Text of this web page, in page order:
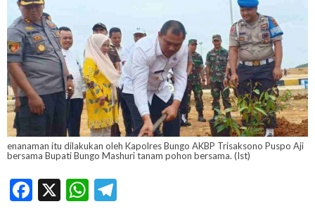
enanaman itu dilakukan oleh Kapolres Bungo AKBP Trisaksono Puspo Aji
bersama Bupati Bungo Mashuri tanam pohon bersama. (Ist)
Facebook
X WhatsApp